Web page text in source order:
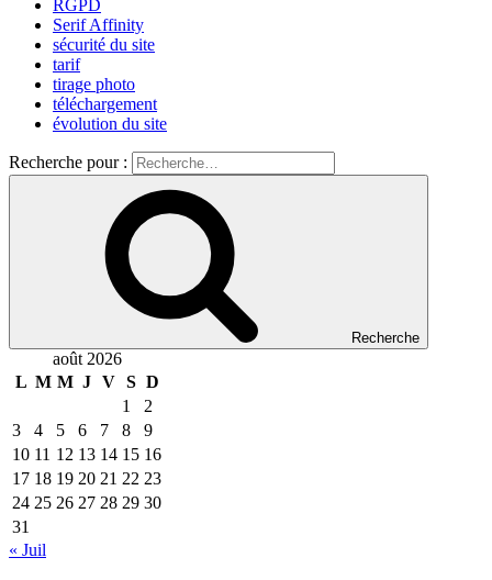
RGPD
Serif Affinity
sécurité du site
tarif
tirage photo
téléchargement
évolution du site
Recherche pour :
Recherche
août 2026
L M M J V S D
1
2
3
4 5 6 7 8
9
10 11 12 13 14 15 16
17 18 19 20 21 22 23
24 25 26 27 28 29 30
31
« Juil